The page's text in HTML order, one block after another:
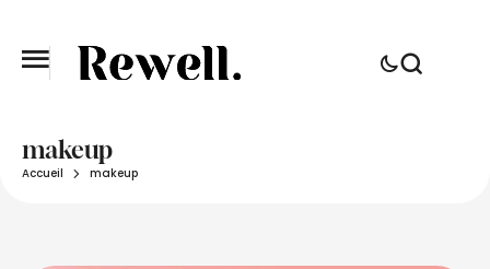
makeup
Accueil makeup